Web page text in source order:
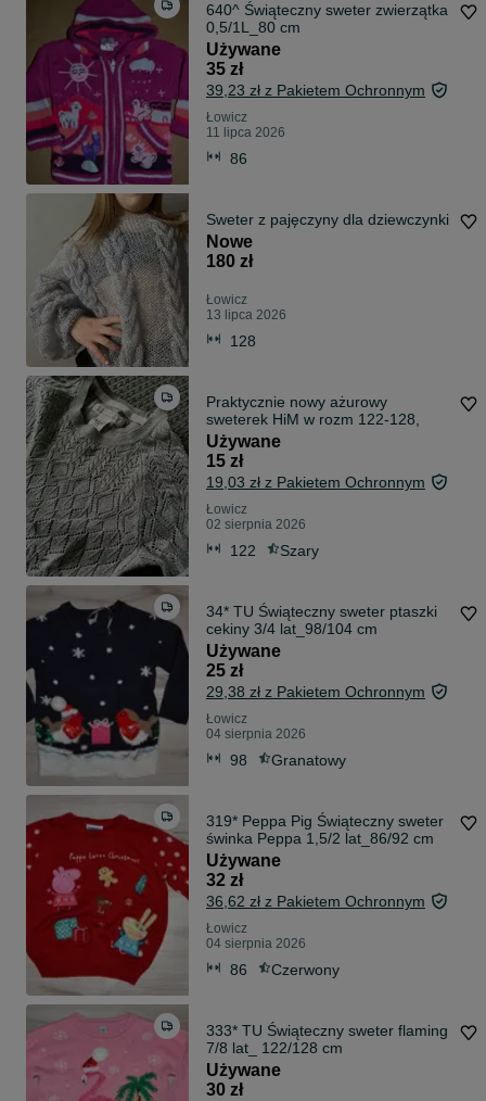
640^ Świąteczny sweter zwierzątka
0,5/1L_80 cm
Używane
35 zł
39,23 zł z Pakietem Ochronnym
Łowicz
11 lipca 2026
86
Sweter z pajęczyny dla dziewczynki
Nowe
180 zł
Łowicz
13 lipca 2026
128
Praktycznie nowy ażurowy
sweterek HiM w rozm 122-128,
Używane
15 zł
19,03 zł z Pakietem Ochronnym
Łowicz
02 sierpnia 2026
122 Szary
34* TU Świąteczny sweter ptaszki
cekiny 3/4 lat_98/104 cm
Używane
25 zł
29,38 zł z Pakietem Ochronnym
Łowicz
04 sierpnia 2026
98 Granatowy
319* Peppa Pig Świąteczny sweter
świnka Peppa 1,5/2 lat_86/92 cm
Używane
32 zł
36,62 zł z Pakietem Ochronnym
Łowicz
04 sierpnia 2026
86 Czerwony
333* TU Świąteczny sweter flaming
7/8 lat_ 122/128 cm
Używane
30 zł